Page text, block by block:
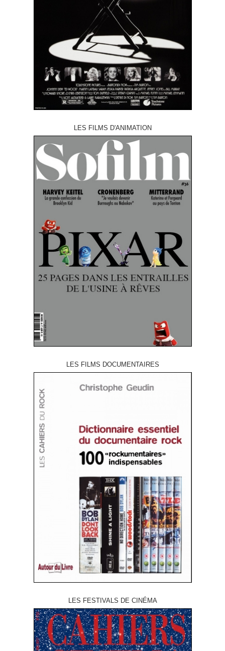
LES FILMS D'ANIMATION
LES FILMS DOCUMENTAIRES
LES FESTIVALS DE CINÉMA